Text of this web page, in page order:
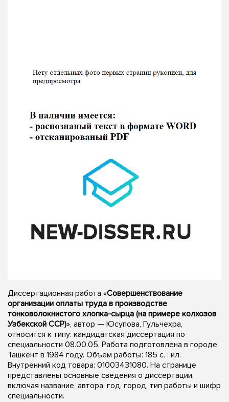
Диссертационная работа «Совершенствование
организации оплаты труда в производстве
тонковолокнистого хлопка-сырца (на примере колхозов
Узбекской ССР)», автор — Юсупова, Гульчехра,
относится к типу: кандидатская диссертация по
специальности 08.00.05. Работа подготовлена в городе
Ташкент в 1984 году. Объем работы: 185 c. : ил.
Внутренний код товара: 01003431080. На странице
представлены основные сведения о диссертации,
включая название, автора, год, город, тип работы и шифр
специальности.